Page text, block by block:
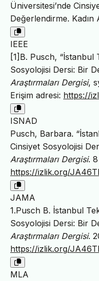
Üniversitesi’nde
Değerlendirme. Kadın
IEEE
[1]B. Pusch, “İstanbul
Sosyolojisi Dersi: Bir
Araştırmaları Dergisi,
Erişim adresi: https://
ISNAD
Pusch, Barbara.
Cinsiyet Sosyolojisi
Araştırmaları Dergisi.
https://izlik.org/
JAMA
1.Pusch B. İstanbul
Sosyolojisi Dersi: Bir
Araştırmaları Dergisi.
https://izlik.org/
MLA